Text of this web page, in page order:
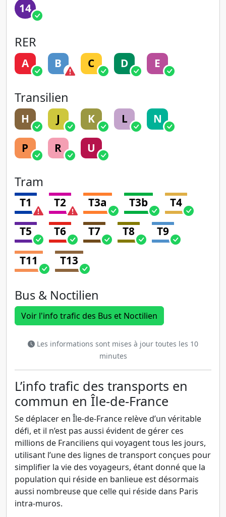
14
RER
A B C D E
Transilien
H J K L N
P R U
Tram
T1 T2 T3a T3b T4
T5 T6 T7 T8 T9
T11 T13
Bus & Noctilien
Voir l'info trafic des Bus et Noctilien
Les informations sont mises à jour toutes les 10
minutes
L’info trafic des transports en
commun en Île-de-France
Se déplacer en Île-de-France relève d’un véritable
défi, et il n’est pas aussi évident de gérer ces
millions de Franciliens qui voyagent tous les jours,
utilisant l’une des lignes de transport conçues pour
simplifier la vie des voyageurs, étant donné que la
population qui réside en banlieue est désormais
aussi nombreuse que celle qui réside dans Paris
intra-muros.